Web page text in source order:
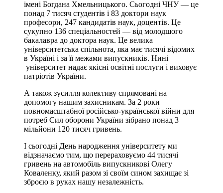
імені Богдана Хмельницького. Сьогодні ЧНУ — це
понад 7 тисяч студентів і 83 доктори наук
професори, 247 кандидатів наук, доцентів. Це
сукупно 136 спеціальностей — від молодшого
бакалавра до доктора наук. Це велика
університетська спільнота, яка має тисячі відомих
в Україні і за її межами випускників. Нині
університет надає якісні освітні послуги і виховує
патріотів України.
А також зусилля колективу спрямовані на
допомогу нашим захисникам. За 2 роки
повномасштабної російсько-української війни для
потреб Сил оборони України зібрано понад 3
мільйони 120 тисяч гривень.
І сьогодні День народження університету ми
відзначаємо тим, що перераховуємо 44 тисячі
гривень на автомобіль випускникові Олегу
Коваленку, який разом зі своїм сином захищає зі
зброєю в руках нашу незалежність.